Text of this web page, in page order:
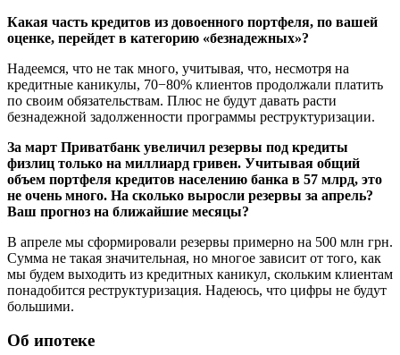
Какая часть кредитов из довоенного портфеля, по вашей
оценке, перейдет в категорию «безнадежных»?
Надеемся, что не так много, учитывая, что, несмотря на
кредитные каникулы, 70−80% клиентов продолжали платить
по своим обязательствам. Плюс не будут давать расти
безнадежной задолженности программы реструктуризации.
За март Приватбанк увеличил резервы под кредиты
физлиц только на миллиард гривен. Учитывая общий
объем портфеля кредитов населению банка в 57 млрд, это
не очень много. На сколько выросли резервы за апрель?
Ваш прогноз на ближайшие месяцы?
В апреле мы сформировали резервы примерно на 500 млн грн.
Сумма не такая значительная, но многое зависит от того, как
мы будем выходить из кредитных каникул, скольким клиентам
понадобится реструктуризация. Надеюсь, что цифры не будут
большими.
Об ипотеке